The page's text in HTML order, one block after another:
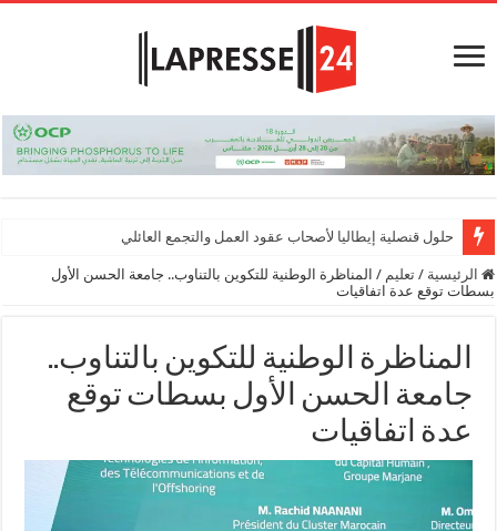
حلول قنصلية إيطاليا لأصحاب عقود العمل والتجمع العائلي
الرئيسية / تعليم / المناظرة الوطنية للتكوين بالتناوب.. جامعة الحسن الأول
بسطات توقع عدة اتفاقيات
المناظرة الوطنية للتكوين بالتناوب..
جامعة الحسن الأول بسطات توقع
عدة اتفاقيات